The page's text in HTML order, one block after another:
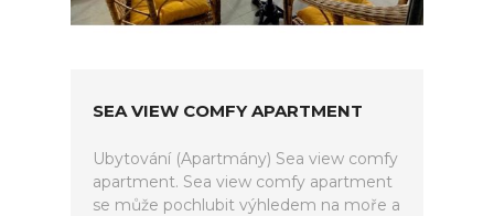
SEA VIEW COMFY APARTMENT
Ubytování (Apartmány) Sea view comfy
apartment. Sea view comfy apartment
se může pochlubit výhledem na moře a